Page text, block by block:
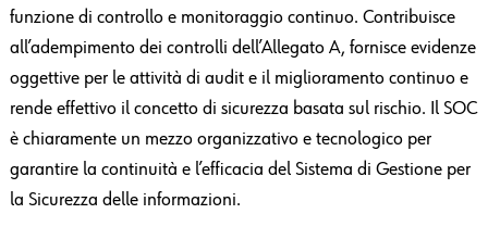
funzione di controllo e monitoraggio continuo. Contribuisce
all’adempimento dei controlli dell’Allegato A, fornisce evidenze
oggettive per le attività di audit e il miglioramento continuo e
rende effettivo il concetto di sicurezza basata sul rischio. Il SOC
è chiaramente un mezzo organizzativo e tecnologico per
garantire la continuità e l’efficacia del Sistema di Gestione per
la Sicurezza delle informazioni.